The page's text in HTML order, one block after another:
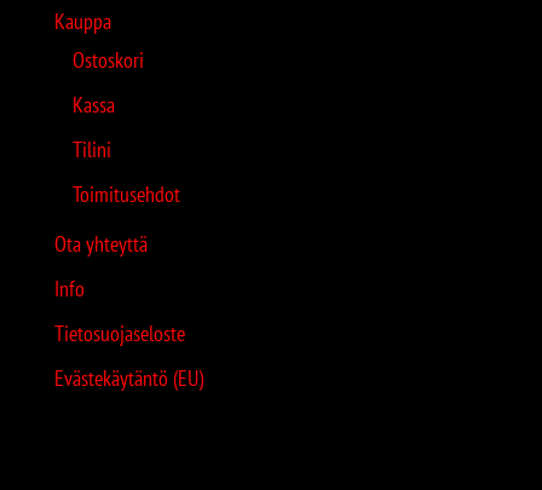
Kauppa
Ostoskori
Kassa
Tilini
Toimitusehdot
Ota yhteyttä
Info
Tietosuojaseloste
Evästekäytäntö (EU)